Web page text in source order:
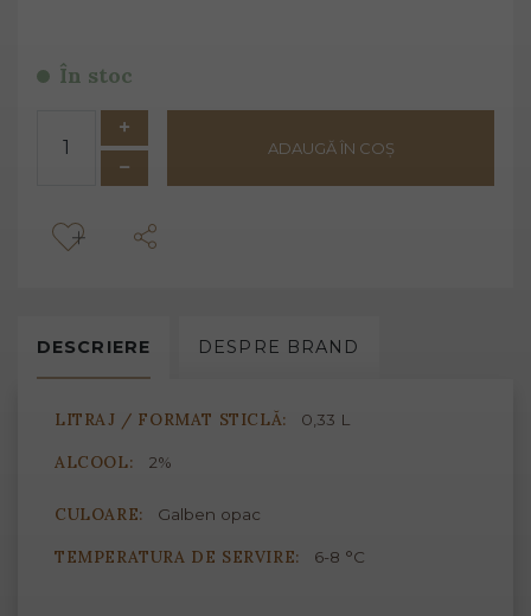
În stoc
ADAUGĂ ÎN COȘ
DESCRIERE DESPRE BRAND
LITRAJ / FORMAT STICLĂ: 0,33 L
ALCOOL: 2%
CULOARE: Galben opac
TEMPERATURA DE SERVIRE: 6-8 °C